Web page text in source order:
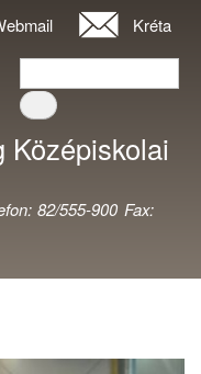
Kréta
Keresés
Középiskolai
82/555-900 Fax: